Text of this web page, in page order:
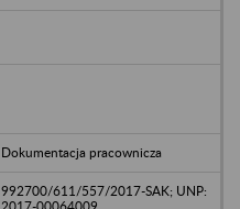
Dokumentacja pracownicza
992700/611/557/2017-SAK; UNP: